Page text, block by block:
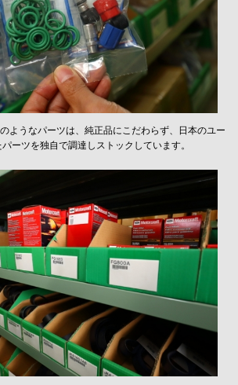
ようなパーツは、純正品にこだわらず、日本のユー
ーツを独自で調達しストックしています。